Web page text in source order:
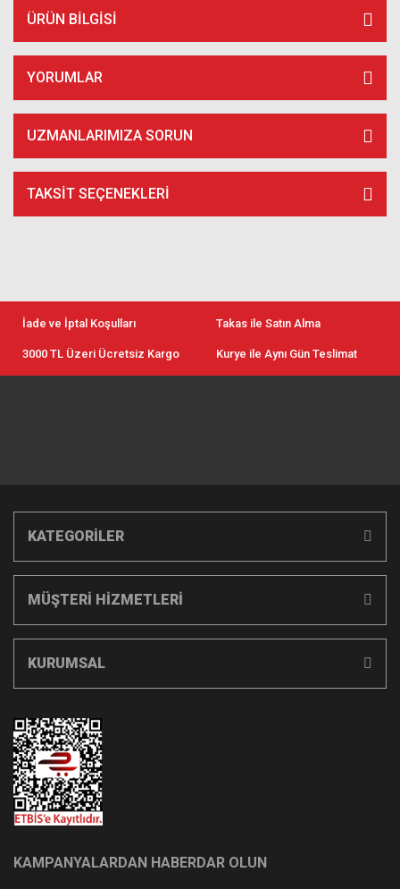
ÜRÜN BILGISI
YORUMLAR
UZMANLARIMIZA SORUN
TAKSIT SEÇENEKLERI
İade ve İptal Koşulları Takas ile Satın Alma
3000 TL Üzeri Ücretsiz Kargo Kurye ile Aynı Gün Teslimat
KATEGORİLER
MÜŞTERİ HİZMETLERİ
KURUMSAL
KAMPANYALARDAN HABERDAR OLUN